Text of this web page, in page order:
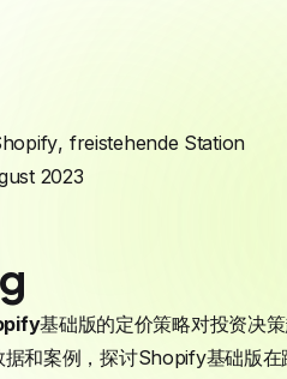
, freistehende Station
2023
基础版的定价策略对投资决
和案例，探讨Shopify基础版在